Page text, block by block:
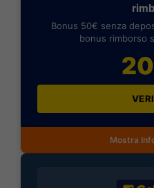
Bonus 50€ senza
bonus rimborso
Mostra